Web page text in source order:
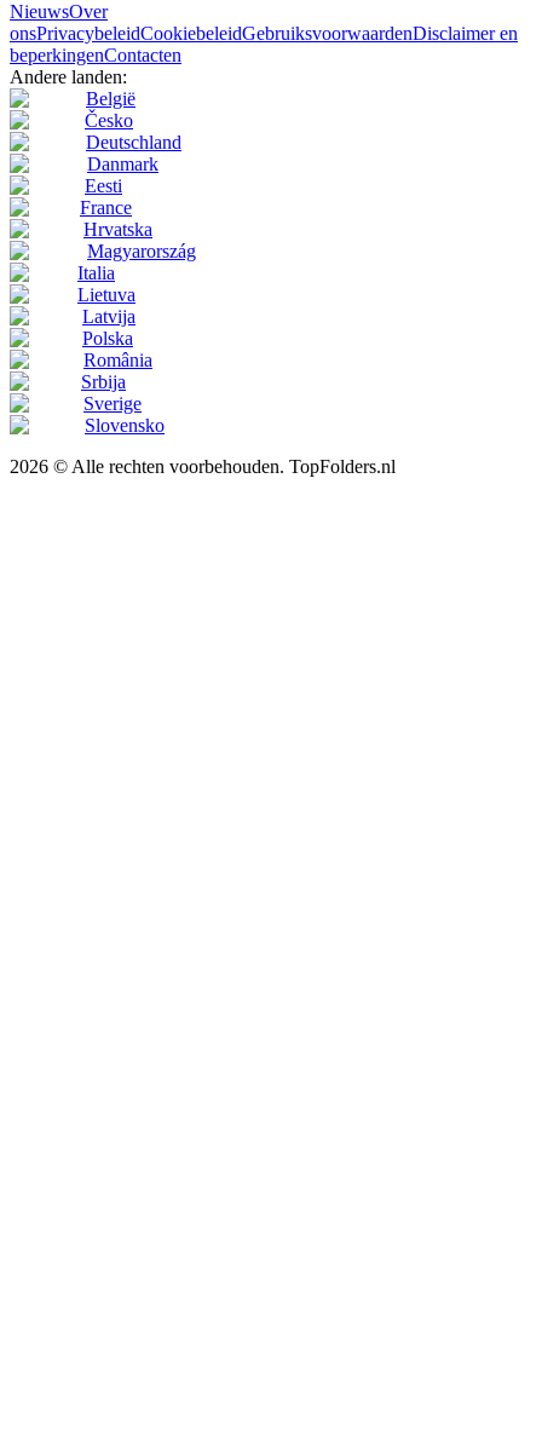
NieuwsOver
onsPrivacybeleidCookiebeleidGebruiksvoorwaardenDisclaimer en
beperkingenContacten
Andere landen:
België
Česko
Deutschland
Danmark
Eesti
France
Hrvatska
Magyarország
Italia
Lietuva
Latvija
Polska
România
Srbija
Sverige
Slovensko
2026 © Alle rechten voorbehouden. TopFolders.nl